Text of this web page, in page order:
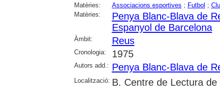
Matèries: Associacions esportives ; Futbol ;
Matèries:
Penya Blanc-Blava de
Espanyol de Barcelona
Àmbit: Reus
Cronologia: 1975
Autors add.: Penya Blanc-Blava de
Localització: B. Centre de Lectura de